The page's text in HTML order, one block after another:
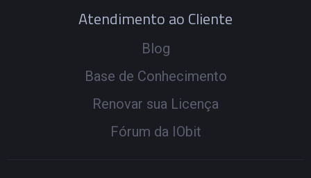
Atendimento ao Cliente
Blog
Base de Conhecimento
Renovar sua Licença
Fórum da IObit